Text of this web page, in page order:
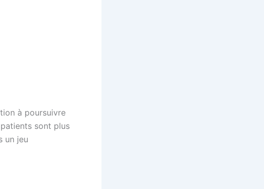
à poursuivre
sont plus
un jeu